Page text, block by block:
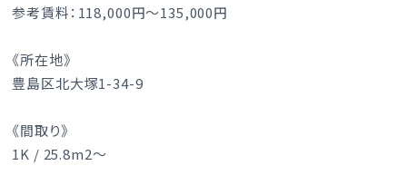
参考賃料：118,000円～135,000円
《所在地》
豊島区北大塚1-34-9
《間取り》
1K / 25.8m2～